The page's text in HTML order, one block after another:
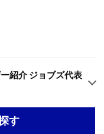
紹介 ジョブズ代表
す